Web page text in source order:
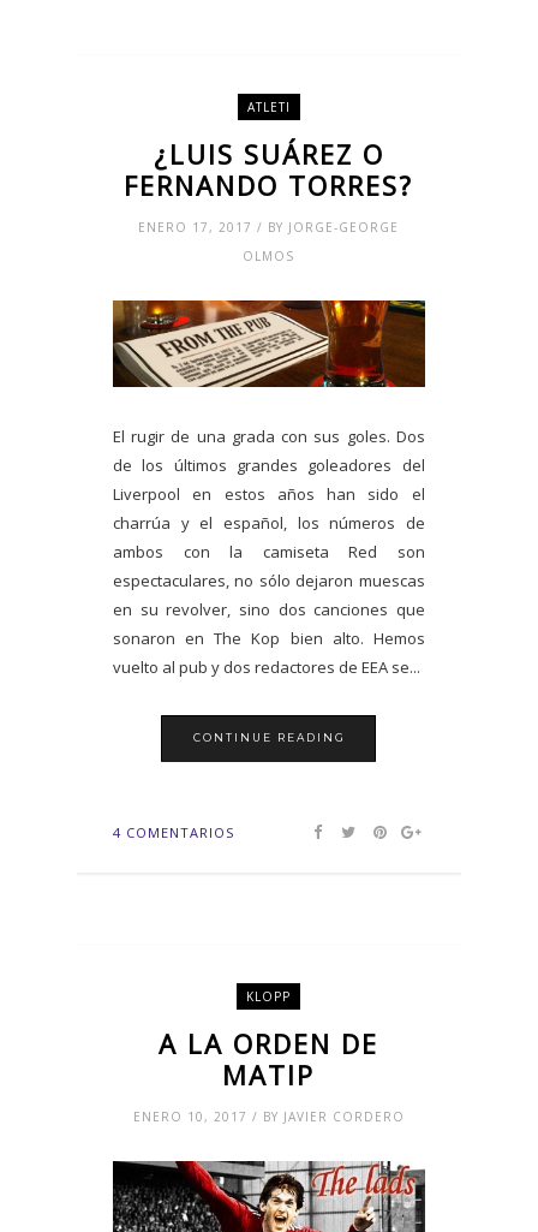
ATLETI
¿LUIS SUÁREZ O
FERNANDO TORRES?
ENERO 17, 2017 / BY JORGE-GEORGE
OLMOS
El rugir de una grada con sus goles. Dos
de los últimos grandes goleadores del
Liverpool en estos años han sido el
charrúa y el español, los números de
ambos con la camiseta Red son
espectaculares, no sólo dejaron muescas
en su revolver, sino dos canciones que
sonaron en The Kop bien alto. Hemos
vuelto al pub y dos redactores de EEA se...
CONTINUE READING
4 COMENTARIOS
KLOPP
A LA ORDEN DE
MATIP
ENERO 10, 2017 / BY JAVIER CORDERO